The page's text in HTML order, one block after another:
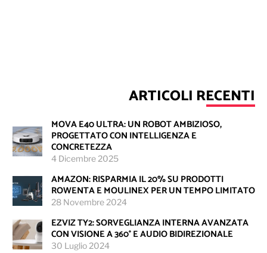
ARTICOLI RECENTI
MOVA E40 ULTRA: UN ROBOT AMBIZIOSO,
PROGETTATO CON INTELLIGENZA E
CONCRETEZZA
4 Dicembre 2025
AMAZON: RISPARMIA IL 20% SU PRODOTTI
ROWENTA E MOULINEX PER UN TEMPO LIMITATO
28 Novembre 2024
EZVIZ TY2: SORVEGLIANZA INTERNA AVANZATA
CON VISIONE A 360° E AUDIO BIDIREZIONALE
30 Luglio 2024